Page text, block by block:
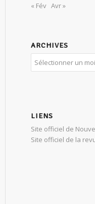
« Fév Avr »
ARCHIVES
LIENS
Site officiel de
Site officiel de la